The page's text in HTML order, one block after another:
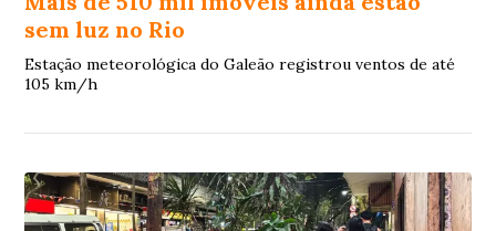
sem luz no Rio
Estação meteorológica do Galeão registrou ventos de até
105 km/h